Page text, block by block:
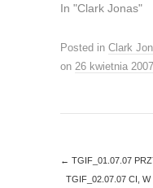
e
i
n
n
e
n
)
p
s
i
n
n
i
w
In "Clark Jonas"
Posted in Clark
on 26 kwietnia 2007
← TGIF_01.07.07
TGIF_02.07.07 CI,